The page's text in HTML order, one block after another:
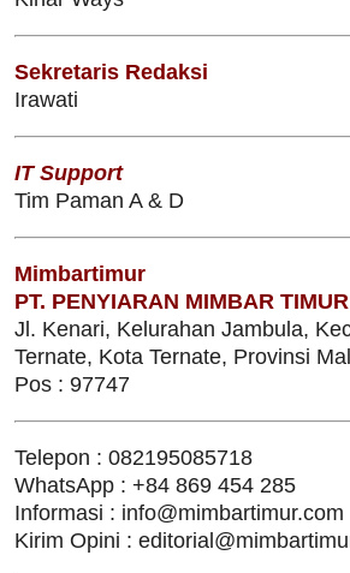
Sekretaris Redaksi
Irawati
IT Support
Tim Paman A & D
Mimbartimur
PT. PENYIARAN MIMBAR TIMUR
Jl. Kenari, Kelurahan Jambula,
Ternate, Kota Ternate, Provinsi
Pos : 97747
Telepon : 082195085718
WhatsApp : +84 869 454 285
Informasi : info@mimbartimur.com
Kirim Opini :